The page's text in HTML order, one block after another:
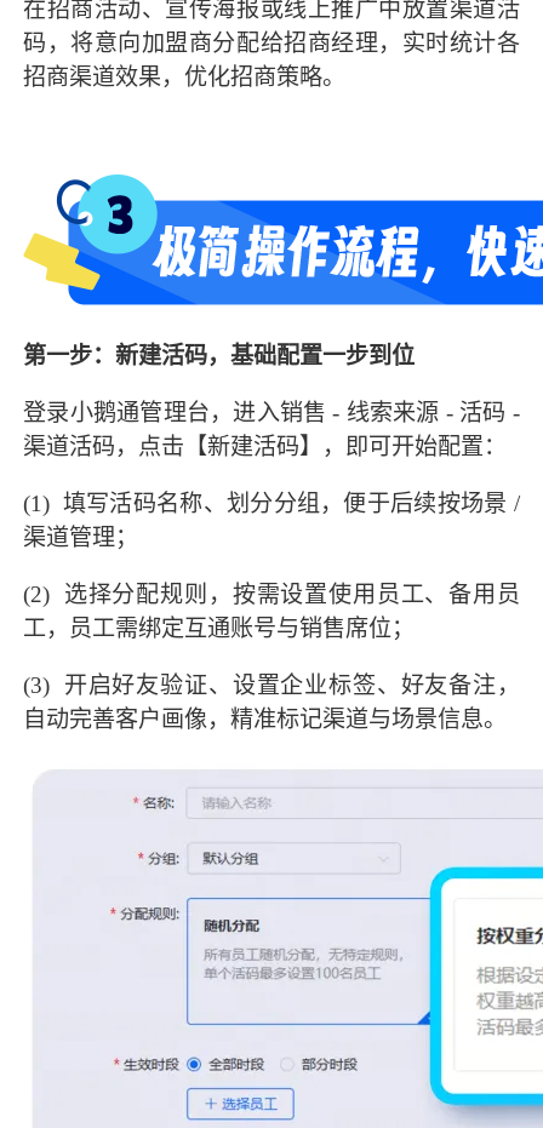
在招商活动、宣传海报或线上推广中放置渠道活
码，将意向加盟商分配给招商经理，实时统计各
招商渠道效果，优化招商策略。
第一步：新建活码，基础配置一步到位
登录小鹅通管理台，进入销售 - 线索来源 - 活码 -
渠道活码，点击【新建活码】，即可开始配置：
(1) 填写活码名称、划分分组，便于后续按场景 /
渠道管理；
(2) 选择分配规则，按需设置使用员工、备用员
工，员工需绑定互通账号与销售席位；
(3) 开启好友验证、设置企业标签、好友备注，
自动完善客户画像，精准标记渠道与场景信息。